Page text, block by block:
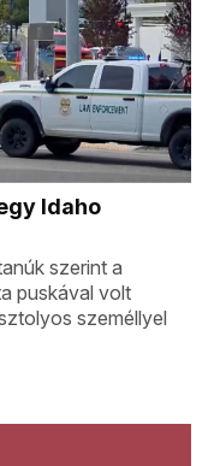
Idaho
szerint a
puskával volt
személlyel